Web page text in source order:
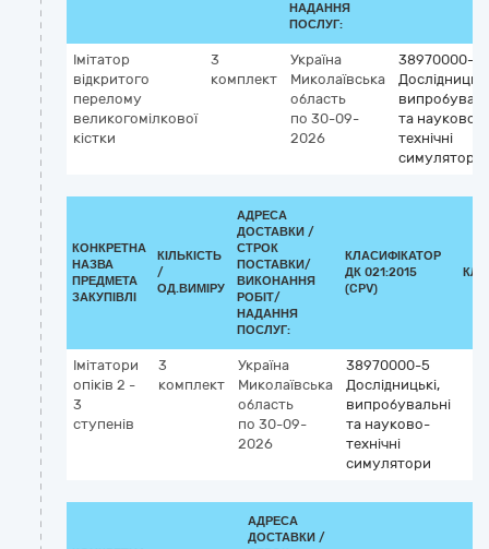
НАДАННЯ
ПОСЛУГ:
Імітатор
відкритого
перелому
великогомілкової
кістки
3
комплект
Україна
Миколаївська
область
по 30-09-
2026
38970000-5
та науково-
технічні
симулятори
КОНКРЕТНА
НАЗВА
ПРЕДМЕТА
ЗАКУПІВЛІ
КІЛЬКІСТЬ
/
ОД.ВИМІРУ
АДРЕСА
ДОСТАВКИ /
СТРОК
ПОСТАВКИ/
ВИКОНАННЯ
РОБІТ/
НАДАННЯ
ПОСЛУГ:
КЛАСИФІКАТОР
ДК 021:2015
(CPV)
Імітатори
опіків 2 -
3
ступенів
3
комплект
Україна
Миколаївська
область
по 30-09-
2026
38970000-5
Дослідницькі,
випробувальні
та науково-
технічні
симулятори
АДРЕСА
ДОСТАВКИ /